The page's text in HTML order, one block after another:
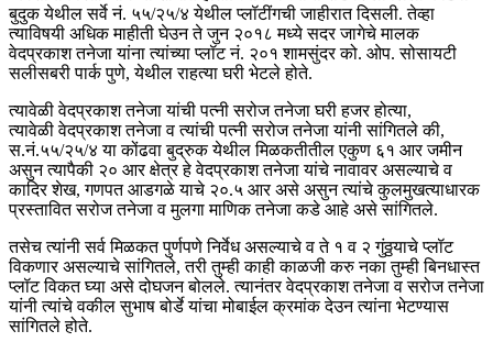
बुदुक येथील सर्वे नं. ५५/२५/४ येथील प्लॉटींगची जाहीरात दिसली. तेव्हा
त्याविषयी अधिक माहीती घेउन ते जुन २०१८ मध्ये सदर जागेचे मालक
वेदप्रकाश तनेजा यांना त्यांच्या प्लॉट नं. २०१ शामसुंदर को. ओप. सोसायटी
सलीसबरी पार्क पुणे, येथील राहत्या घरी भेटले होते.
त्यावेळी वेदप्रकाश तनेजा यांची पत्नी सरोज तनेजा घरी हजर होत्या,
त्यावेळी वेदप्रकाश तनेजा व त्यांची पत्नी सरोज तनेजा यांनी सांगितले की,
स.नं.५५/२५/४ या कोंढवा बुद्रुक येथील मिळकतीतील एकुण ६१ आर जमीन
असुन त्यापैकी २० आर क्षेत्र हे वेदप्रकाश तनेजा यांचे नावावर असल्याचे व
कादिर शेख, गणपत आडगळे याचे २०.५ आर असे असुन त्यांचे कुलमुखत्याधारक
प्रस्तावित सरोज तनेजा व मुलगा माणिक तनेजा कडे आहे असे सांगितले.
तसेच त्यांनी सर्व मिळकत पुर्णपणे निर्वेध असल्याचे व ते १ व २ गुंठ्ठयाचे प्लॉट
विकणार असल्याचे सांगितले, तरी तुम्ही काही काळजी करु नका तुम्ही बिनधास्त
प्लॉट विकत घ्या असे दोघजन बोलले. त्यानंतर वेदप्रकाश तनेजा व सरोज तनेजा
यांनी त्यांचे वकील सुभाष बोर्डे यांचा मोबाईल क्रमांक देउन त्यांना भेटण्यास
सांगितले होते.